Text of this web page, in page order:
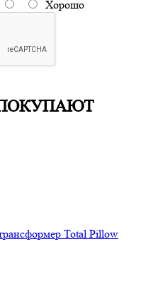
Хорошо
Total Pillow